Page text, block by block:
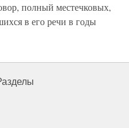
полный местечковых,
в его речи в годы